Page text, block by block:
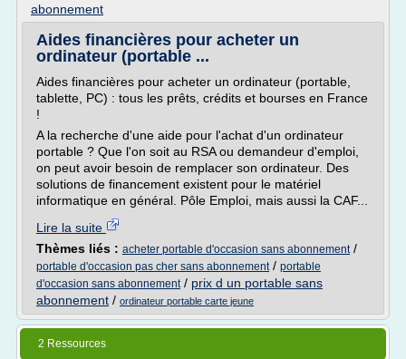
abonnement
Aides financières pour acheter un
ordinateur (portable ...
Aides financières pour acheter un ordinateur (portable,
tablette, PC) : tous les prêts, crédits et bourses en France
!
A la recherche d'une aide pour l'achat d'un ordinateur
portable ? Que l'on soit au RSA ou demandeur d'emploi,
on peut avoir besoin de remplacer son ordinateur. Des
solutions de financement existent pour le matériel
informatique en général. Pôle Emploi, mais aussi la CAF...
Lire la suite
Thèmes liés : acheter portable d'occasion sans abonnement/
portable d'occasion pas cher sans abonnement/ portable
d'occasion sans abonnement/ prix d un portable sans
abonnement / ordinateur portable carte jeune
2 Ressources